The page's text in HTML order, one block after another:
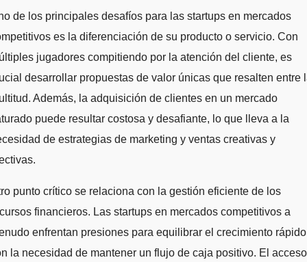
de los principales desafíos para las startups en mercados
es la diferenciación de su producto o servicio. Con
jugadores compitiendo por la atención del cliente, es
desarrollar propuestas de valor únicas que resalten entre
Además, la adquisición de clientes en un mercado
puede resultar costosa y desafiante, lo que lleva a la
de estrategias de marketing y ventas creativas y
punto crítico se relaciona con la gestión eficiente de los
financieros. Las startups en mercados competitivos a
enfrentan presiones para equilibrar el crecimiento rápido
la necesidad de mantener un flujo de caja positivo. El